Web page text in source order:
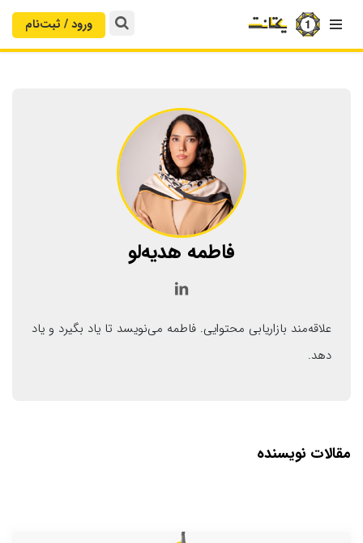
 ورود / ثبت‌‌نام
فاطمه هدیه‌لو

علاقه‌مند بازاریابی محتوایی. فاطمه می‌نویسد تا یاد بگیرد و یاد
دهد.
مقالات نویسنده